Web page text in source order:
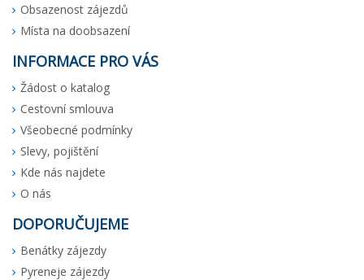
Obsazenost zájezdů
Místa na doobsazení
INFORMACE PRO VÁS
Žádost o katalog
Cestovní smlouva
Všeobecné podmínky
Slevy, pojištění
Kde nás najdete
O nás
DOPORUČUJEME
Benátky zájezdy
Pyreneje zájezdy